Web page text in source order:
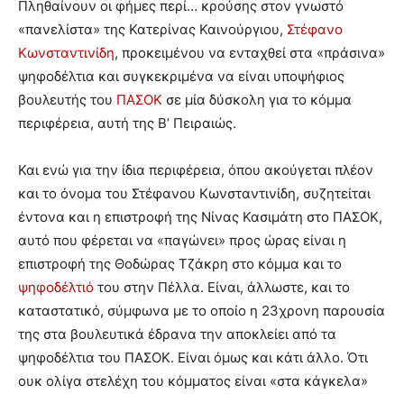
Πληθαίνουν οι φήμες περί… κρούσης στον γνωστό
«πανελίστα» της Κατερίνας Καινούργιου, Στέφανο
Κωνσταντινίδη, προκειμένου να ενταχθεί στα «πράσινα»
ψηφοδέλτια και συγκεκριμένα να είναι υποψήφιος
βουλευτής του ΠΑΣΟΚ σε μία δύσκολη για το κόμμα
περιφέρεια, αυτή της Β’ Πειραιώς.
Και ενώ για την ίδια περιφέρεια, όπου ακούγεται πλέον
και το όνομα του Στέφανου Κωνσταντινίδη, συζητείται
έντονα και η επιστροφή της Νίνας Κασιμάτη στο ΠΑΣΟΚ,
αυτό που φέρεται να «παγώνει» προς ώρας είναι η
επιστροφή της Θοδώρας Τζάκρη στο κόμμα και το
ψηφοδέλτιό του στην Πέλλα. Είναι, άλλωστε, και το
καταστατικό, σύμφωνα με το οποίο η 23χρονη παρουσία
της στα βουλευτικά έδρανα την αποκλείει από τα
ψηφοδέλτια του ΠΑΣΟΚ. Είναι όμως και κάτι άλλο. Ότι
ουκ ολίγα στελέχη του κόμματος είναι «στα κάγκελα»